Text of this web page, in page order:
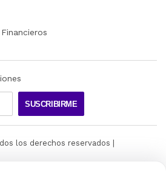
SUSCRIBIRME
los derechos reservados |